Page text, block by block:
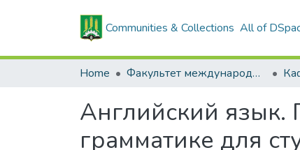
Communities & Collections All of
Home Факультет международных связей и довузовской подготовки
Английский язык.
грамматике для